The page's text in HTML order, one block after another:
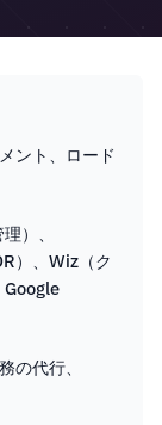
ント、ロード
）、
）、Wiz（ク
の代行、